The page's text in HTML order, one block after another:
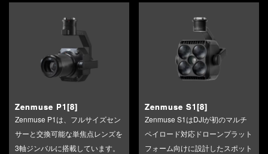
Zenmuse P1[8]
Zenmuse P1は、フルサイズセン
サーと交換可能な単焦点レンズを
3軸ジンバルに搭載しています。
Zenmuse S1[8]
Zenmuse S1はDJIが初のマルチ
ペイロード対応ドローンプラット
フォーム向けに設計したスポット